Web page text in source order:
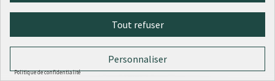
Tout refuser
Personnaliser
Politique de confidentialité